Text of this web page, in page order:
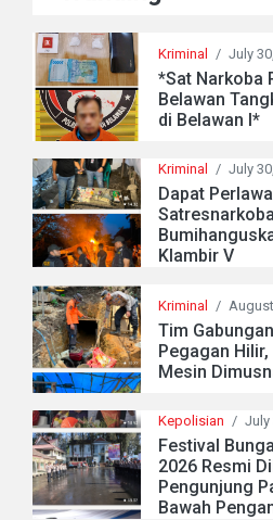
Kriminal / July
*Sat Narkoba
Belawan
di Belawan I*
Kriminal / July
Dapat
Klambir V
Kriminal /
Tim
Pegagan
Mesin
Kepolisian / July
Festival
2026 Resmi
Pengunjung
Bawah